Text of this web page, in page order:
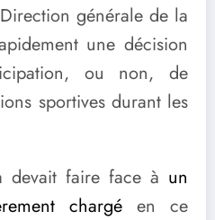
générale de la
une décision
ou non, de
sportives durant les
devait faire face à un
chargé en ce